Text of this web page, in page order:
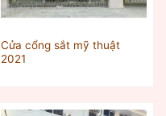
Cửa cổng sắt mỹ thuật
2021